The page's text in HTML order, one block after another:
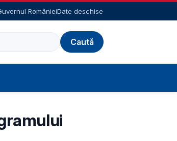
RomânieiDate deschise